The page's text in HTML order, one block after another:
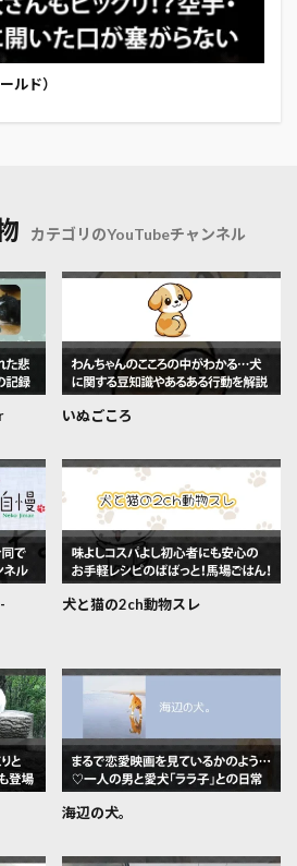
ルド）
カテゴリのYouTubeチャンネル
いぬごころ
犬と猫の2ch動物スレ
海辺の犬。